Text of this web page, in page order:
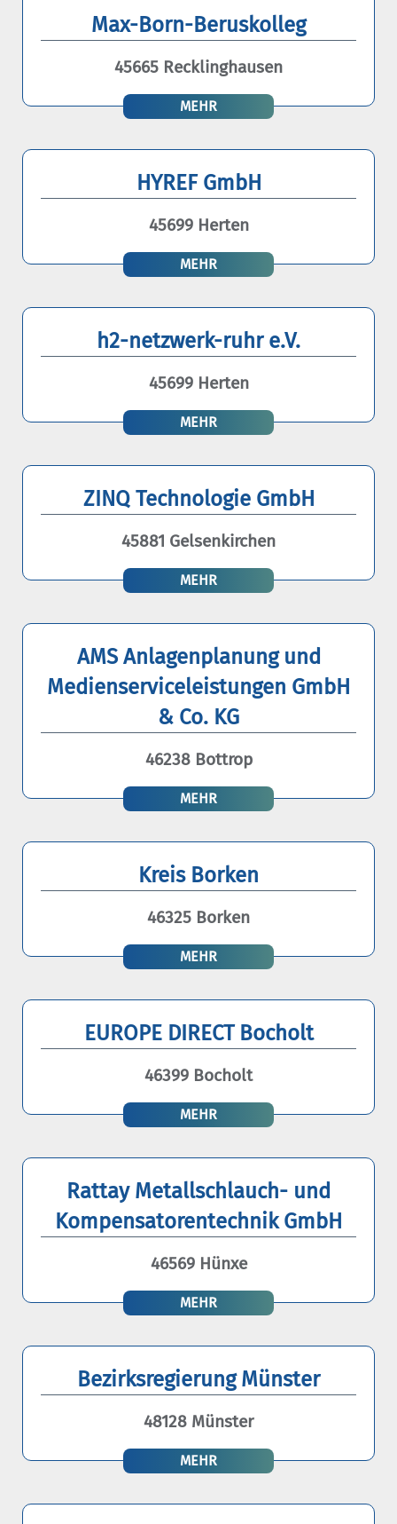
Max-Born-Beruskolleg
45665 Recklinghausen
MEHR
HYREF GmbH
45699 Herten
MEHR
h2-netzwerk-ruhr e.V.
45699 Herten
MEHR
ZINQ Technologie GmbH
45881 Gelsenkirchen
MEHR
AMS Anlagenplanung und
Medienserviceleistungen GmbH
& Co. KG
46238 Bottrop
MEHR
Kreis Borken
46325 Borken
MEHR
EUROPE DIRECT Bocholt
46399 Bocholt
MEHR
Rattay Metallschlauch- und
Kompensatorentechnik GmbH
46569 Hünxe
MEHR
Bezirksregierung Münster
48128 Münster
MEHR